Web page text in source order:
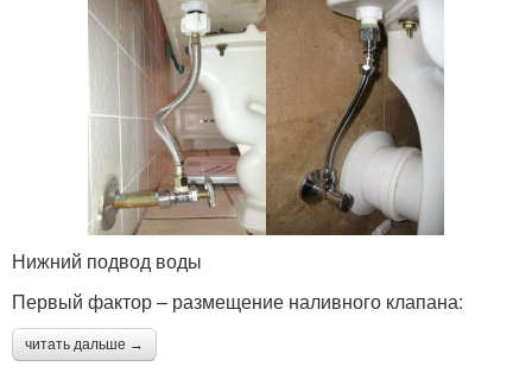
Нижний подвод воды
Первый фактор – размещение наливного клапана:
читать дальше →